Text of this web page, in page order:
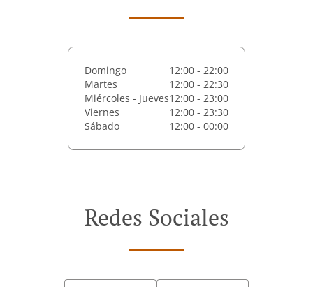
Domingo
12:00 - 22:00
Martes
12:00 - 22:30
Miércoles - Jueves12:00 - 23:00
Viernes
12:00 - 23:30
Sábado
12:00 - 00:00
Redes Sociales